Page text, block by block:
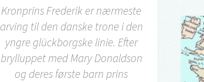
Kronprins Frederik er nærmeste
arving til den danske trone i den
yngre glückborgske linie. Efter
brylluppet med Mary Donaldson
og deres første barn prins